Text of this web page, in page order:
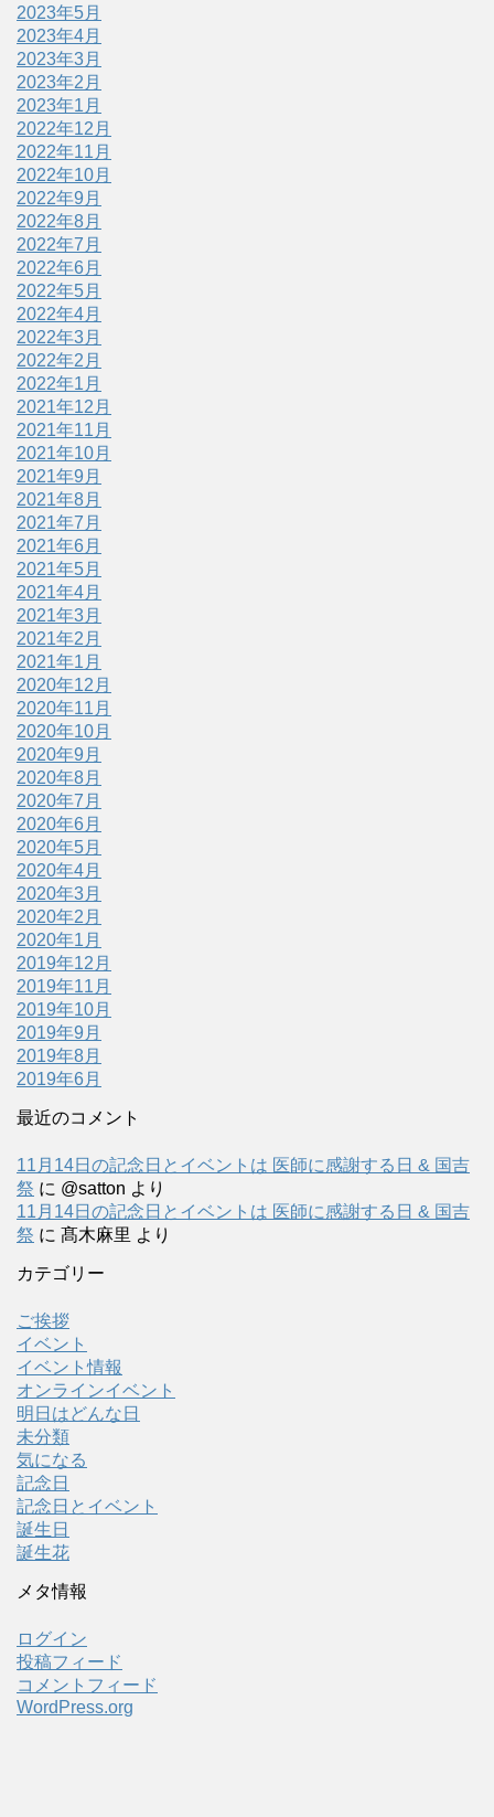
2023年5月
2023年4月
2023年3月
2023年2月
2023年1月
2022年12月
2022年11月
2022年10月
2022年9月
2022年8月
2022年7月
2022年6月
2022年5月
2022年4月
2022年3月
2022年2月
2022年1月
2021年12月
2021年11月
2021年10月
2021年9月
2021年8月
2021年7月
2021年6月
2021年5月
2021年4月
2021年3月
2021年2月
2021年1月
2020年12月
2020年11月
2020年10月
2020年9月
2020年8月
2020年7月
2020年6月
2020年5月
2020年4月
2020年3月
2020年2月
2020年1月
2019年12月
2019年11月
2019年10月
2019年9月
2019年8月
2019年6月
最近のコメント
11月14日の記念日とイベントは 医師に感謝する日 & 国吉
祭 に @satton より
11月14日の記念日とイベントは 医師に感謝する日 & 国吉
祭 に 髙木麻里 より
カテゴリー
ご挨拶
イベント
イベント情報
オンラインイベント
明日はどんな日
未分類
気になる
記念日
記念日とイベント
誕生日
誕生花
メタ情報
ログイン
投稿フィード
コメントフィード
WordPress.org